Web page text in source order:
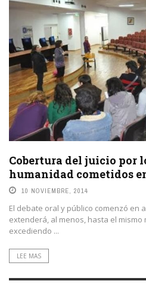
Cobertura del juicio por
humanidad cometidos
10 NOVIEMBRE, 2014
El debate oral y público comenzó en
extenderá, al menos, hasta el mismo
excediendo ...
LEE MAS